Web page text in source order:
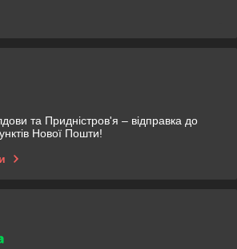
та Придністров'я – відправка до
Нової Пошти!